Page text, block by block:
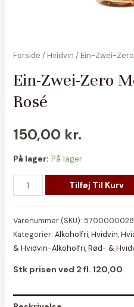
Forside / Hvidvin / Ein-Zwei-
Ein-Zwei-Zero
Rosé
150,00 kr.
På lager: På lager
Ein-
Zwei-
Mousserende
Rosé
Tilføj Til Kurv
Varenummer (SKU):
Kategorier: Alkoholfri,Hvidvin,
& Hvidvin-Alkoholfri,Rød- &
Stk prisen ved 2 fl. 120,00